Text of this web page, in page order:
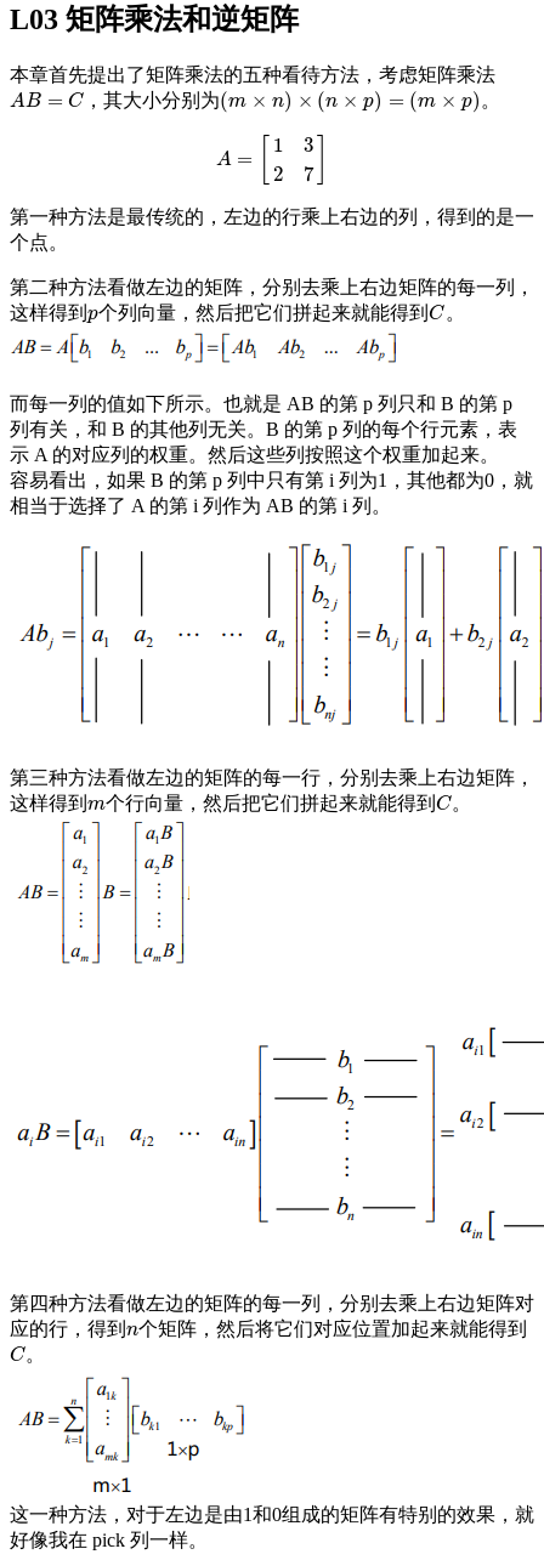
L03 矩阵乘法和逆矩阵
本章首先提出了矩阵乘法的五种看待方法，考虑矩阵乘法
AB = C
AB= C ，其大小分别为(m × n) × (n × p) = (m × p)
(m× n) ×(n ×p )=( m×p) 。
A =
1
2
3
7
A=
第一种方法是最传统的，左边的行乘上右边的列，得到的是一
个点。
第二种方法看做左边的矩阵，分别去乘上右边矩阵的每一列，
这样得到 p
p个列向量，然后把它们拼起来就能得到C
C 。
而每一列的值如下所示。也就是 AB 的第 p 列只和 B 的第 p
列有关，和 B 的其他列无关。B 的第 p 列的每个行元素，表
示 A 的对应列的权重。然后这些列按照这个权重加起来。
容易看出，如果 B 的第 p 列中只有第 i 列为1，其他都为0，就
相当于选择了 A 的第 i 列作为 AB 的第 i 列。
第三种方法看做左边的矩阵的每一行，分别去乘上右边矩阵，
这样得到 m
m个行向量，然后把它们拼起来就能得到C
C 。
第四种方法看做左边的矩阵的每一列，分别去乘上右边矩阵对
应的行，得到 n
n个矩阵，然后将它们对应位置加起来就能得到
C
C 。
这一种方法，对于左边是由1和0组成的矩阵有特别的效果，就
好像我在 pick 列一样。